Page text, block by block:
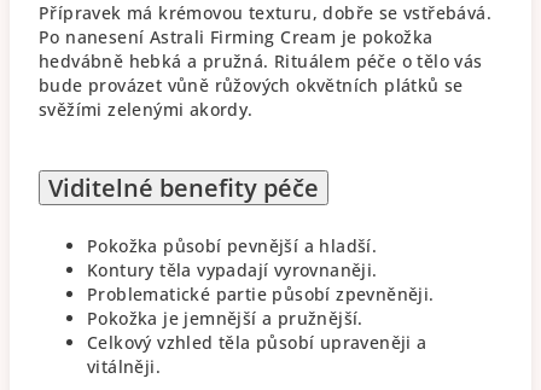
Přípravek má krémovou texturu, dobře se vstřebává.
Po nanesení Astrali Firming Cream je pokožka
hedvábně hebká a pružná. Rituálem péče o tělo vás
bude provázet vůně růžových okvětních plátků se
svěžími zelenými akordy.
Viditelné benefity péče
Pokožka působí pevnější a hladší.
Kontury těla vypadají vyrovnaněji.
Problematické partie působí zpevněněji.
Pokožka je jemnější a pružnější.
Celkový vzhled těla působí upraveněji a
vitálněji.